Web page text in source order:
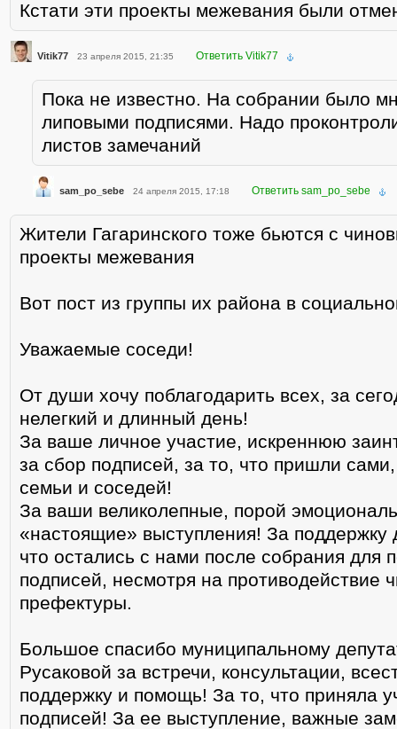
Кстати эти проекты межевания были
Vitik77 23 апреля 2015, 21:35 Ответить Vitik77
Пока не известно. На собрании было
липовыми подписями. Надо
листов замечаний
sam_po_sebe 24 апреля 2015, 17:18 Ответить sam_po_sebe
Жители Гагаринского тоже бьются с
проекты межевания
Вот пост из группы их района в
Уважаемые соседи!
От души хочу поблагодарить всех, за
нелегкий и длинный день!
За ваше личное участие, искреннюю
за сбор подписей, за то, что пришли
семьи и соседей!
За ваши великолепные, порой
«настоящие» выступления! За поддержку
что остались с нами после собрания для
подписей, несмотря на противодействие
префектуры.
Большое спасибо муниципальному
Русаковой за встречи, консультации,
поддержку и помощь! За то, что приняла
подписей! За ее выступление, важные